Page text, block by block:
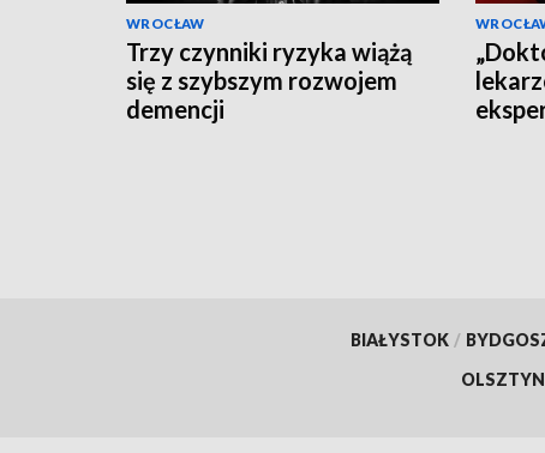
WROCŁAW
Trzy czynniki ryzyka wiążą
się z szybszym rozwojem
demencji
BIAŁYSTOK /
OLSZTYN